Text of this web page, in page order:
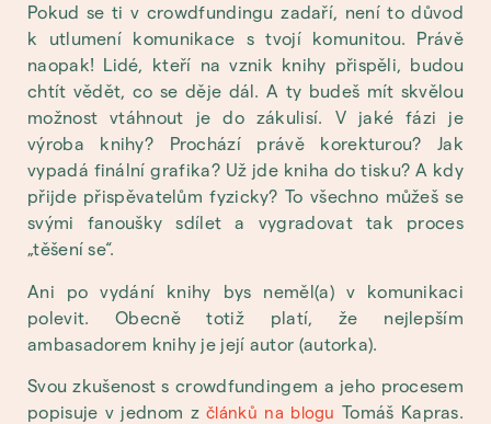
Pokud se ti v crowdfundingu zadaří, není to důvod
k utlumení komunikace s tvojí komunitou. Právě
naopak! Lidé, kteří na vznik knihy přispěli, budou
chtít vědět, co se děje dál. A ty budeš mít skvělou
možnost vtáhnout je do zákulisí. V jaké fázi je
výroba knihy? Prochází právě korekturou? Jak
vypadá finální grafika? Už jde kniha do tisku? A kdy
přijde přispěvatelům fyzicky? To všechno můžeš se
svými fanoušky sdílet a vygradovat tak proces
„těšení se“.
Ani po vydání knihy bys neměl(a) v komunikaci
polevit. Obecně totiž platí, že nejlepším
ambasadorem knihy je její autor (autorka).
Svou zkušenost s crowdfundingem a jeho procesem
popisuje v jednom zčlánků na blogu Tomáš Kapras.